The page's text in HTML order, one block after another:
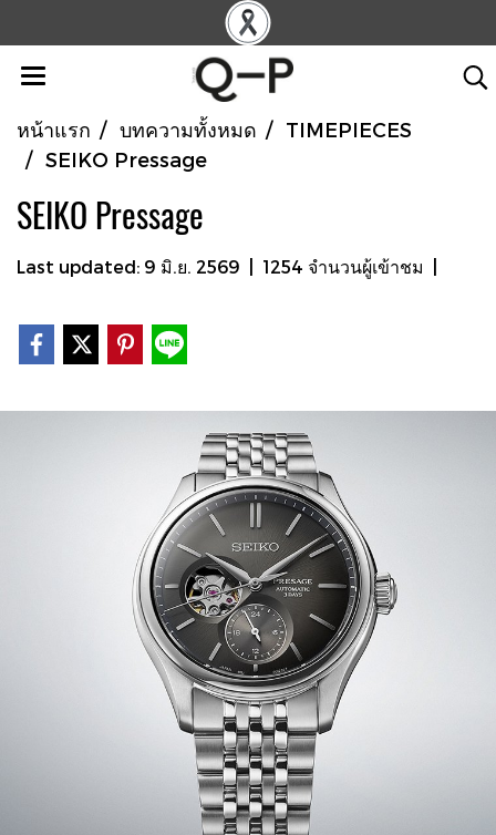
หน้าแรก บทความทั้งหมด
TIMEPIECES
SEIKO Pressage
SEIKO Pressage
Last updated: 9 มิ.ย. 2569 1254 จำนวนผู้เข้าชม